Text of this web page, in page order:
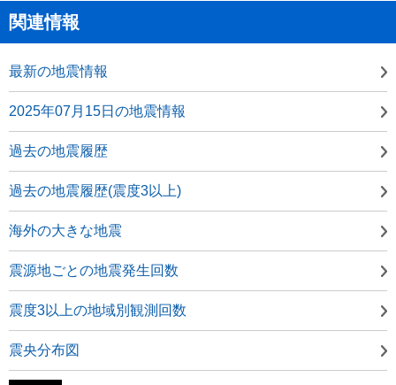
関連情報
最新の地震情報
2025年07月15日の地震情報
過去の地震履歴
過去の地震履歴(震度3以上)
海外の大きな地震
震源地ごとの地震発生回数
震度3以上の地域別観測回数
震央分布図